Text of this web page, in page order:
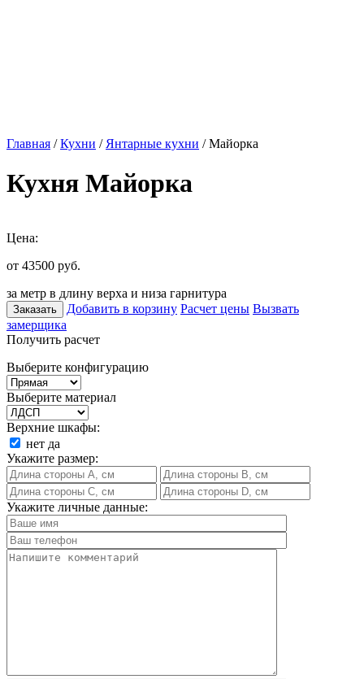
Главная /Кухни / Янтарные кухни / Майорка
Кухня Майорка
Цена:
от 43500 руб.
за метр в длину верха и низа гарнитура
Заказать Добавить в корзину Расчет цены Вызвать
замерщика
Получить расчет
Выберите конфигурацию
Выберите материал
Верхние шкафы:
нет да
Укажите размер:
Укажите личные данные: